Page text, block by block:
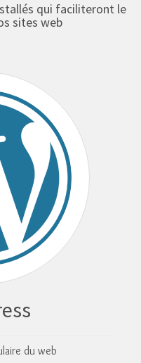
qui faciliteront le
sites web
du web